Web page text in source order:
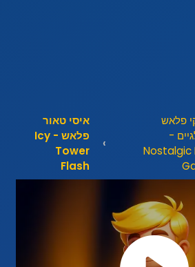
פלאש
-
Nostalgic
איסי טאור
פלאש - Icy
Tower
Flash